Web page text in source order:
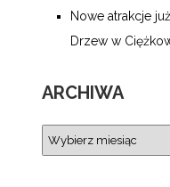
Nowe atrakcje
Drzew w
ARCHIWA